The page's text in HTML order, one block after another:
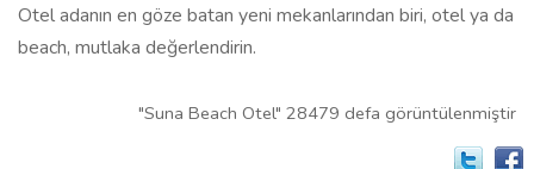
Otel adanın en göze batan yeni mekanlarından biri, otel ya da
beach, mutlaka değerlendirin.
"Suna Beach Otel" 28479 defa görüntülenmiştir